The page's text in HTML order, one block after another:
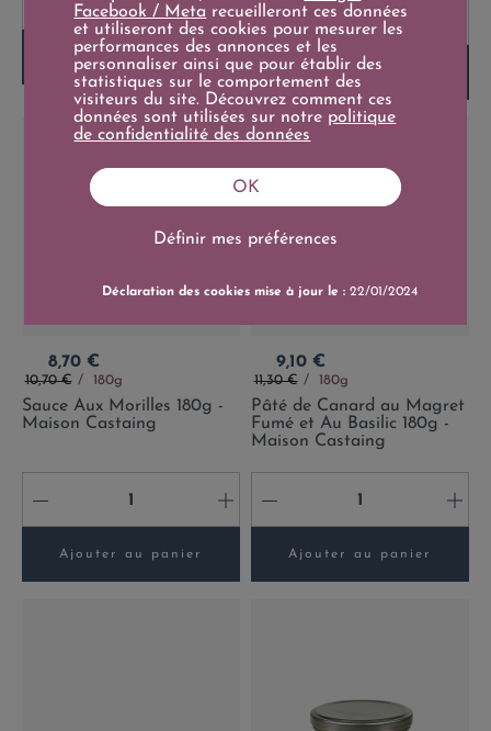
Ajouter au panier
-
Ajouter au panier
Prix
8,70 €
Prix de base
10,70 € 180g
Sauce Aux Morilles 180g -
Maison Castaing
- +
Ajouter au panier
Prix
9,10 €
Prix de base
11,30 € 180g
Pâté de Canard au Magret
Fumé et Au Basilic 180g -
Maison Castaing
- +
Ajouter au panier
Facebook / Meta recueilleront ces données
et utiliseront des cookies pour mesurer les
performances des annonces et les
personnaliser ainsi que pour établir des
statistiques sur le comportement des
visiteurs du site. Découvrez comment ces
données sont utilisées sur notre politique
de confidentialité des données
Définir mes préférences
OK
Déclaration des cookies mise à jour le :22/01/2024